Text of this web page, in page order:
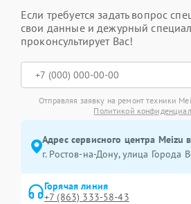
Если требуется задать вопрос
свои данные и дежурный
проконсультирует Вас!
Отправляя заявку на ремонт техники
Политикой
Адрес сервисного центра Meizu
г. Ростов-на-Дону, улица Города
Горячая линия
+7 (863) 333-58-43